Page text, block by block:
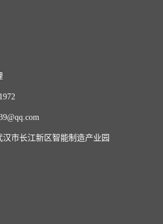
市长江新区智能制造产业园